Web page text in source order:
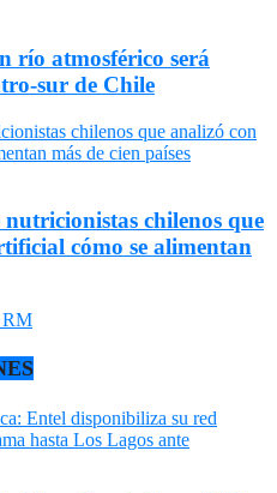
río atmosférico será
sur de Chile
chilenos que
cómo se alimentan